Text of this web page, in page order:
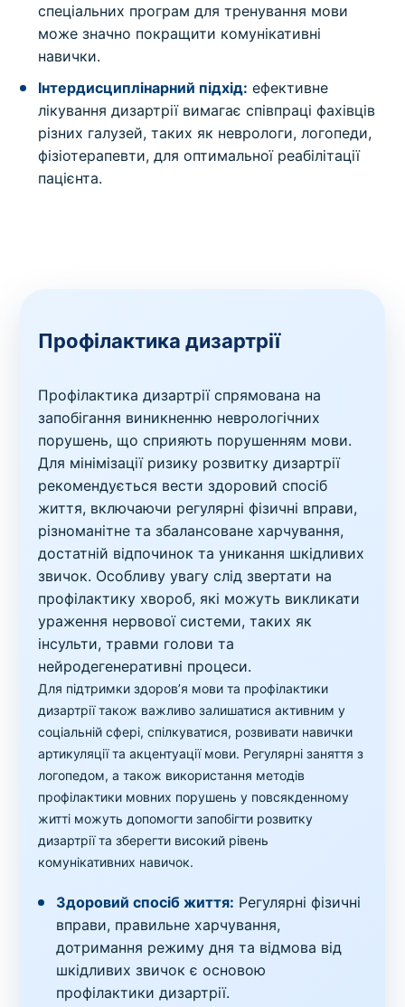
спеціальних програм для тренування мови
може значно покращити комунікативні
навички.
Інтердисциплінарний підхід: ефективне
лікування дизартрії вимагає співпраці фахівців
різних галузей, таких як неврологи, логопеди,
фізіотерапевти, для оптимальної реабілітації
пацієнта.
Профілактика дизартрії
Профілактика дизартрії спрямована на
запобігання виникненню неврологічних
порушень, що сприяють порушенням мови.
Для мінімізації ризику розвитку дизартрії
рекомендується вести здоровий спосіб
життя, включаючи регулярні фізичні вправи,
різноманітне та збалансоване харчування,
достатній відпочинок та уникання шкідливих
звичок. Особливу увагу слід звертати на
профілактику хвороб, які можуть викликати
ураження нервової системи, таких як
інсульти, травми голови та
нейродегенеративні процеси.
Для підтримки здоров’я мови та профілактики
дизартрії також важливо залишатися активним у
соціальній сфері, спілкуватися, розвивати навички
артикуляції та акцентуації мови. Регулярні заняття з
логопедом, а також використання методів
профілактики мовних порушень у повсякденному
житті можуть допомогти запобігти розвитку
дизартрії та зберегти високий рівень
комунікативних навичок.
Здоровий спосіб життя: Регулярні фізичні
вправи, правильне харчування,
дотримання режиму дня та відмова від
шкідливих звичок є основою
профілактики дизартрії.